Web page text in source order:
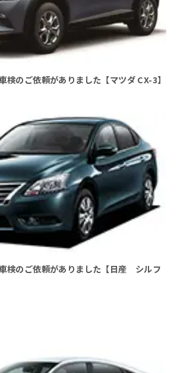
検のご依頼がありました【マツダ CX-3】
検のご依頼がありました【日産 シルフ